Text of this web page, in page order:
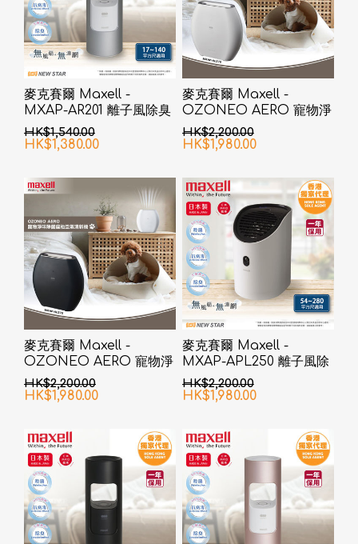
麥克賽爾 Maxell -
MXAP-AR201 離子風除臭
抗菌機 銀色
HK$1,540.00
HK$1,380.00
麥克賽爾 Maxell -
OZONEO AERO 寵物淨
味除菌座枱空氣清新機
MXAP-AE270 白色
HK$2,200.00
HK$1,980.00
麥克賽爾 Maxell -
OZONEO AERO 寵物淨
味除菌座枱空氣清新機
MXAP-AE270 黑色
HK$2,200.00
HK$1,980.00
麥克賽爾 Maxell -
MXAP-APL250 離子風除
臭抗菌機 白色
HK$2,200.00
HK$1,980.00